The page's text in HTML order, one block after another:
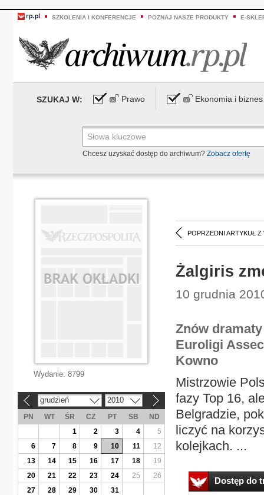
SZKOLENIA I KONFERENCJE POZNAJ NASZE PRODUKTY E-
SZUKAJ W: Prawo Ekonomia i biznes
Chcesz uzyskać dostęp do archiwum? Zobacz ofertę
POPRZEDNI ARTYKUŁ Z
Żalgiris
10 grudnia
Znów
Euroligi
Kowno
Mistrzowie
fazy Top 16,
Belgradzie,
liczyć na
kolejkach. ...
Dostęp do
Wydanie: 8799
grudzień 2010
PN WT ŚR CZ PT SB
ND
1
2 3 4
5
6
7 8 9 10 11
12
13
14 15 16 17 18
19
20
21 22 23 24 25
26
27
28 29 30 31